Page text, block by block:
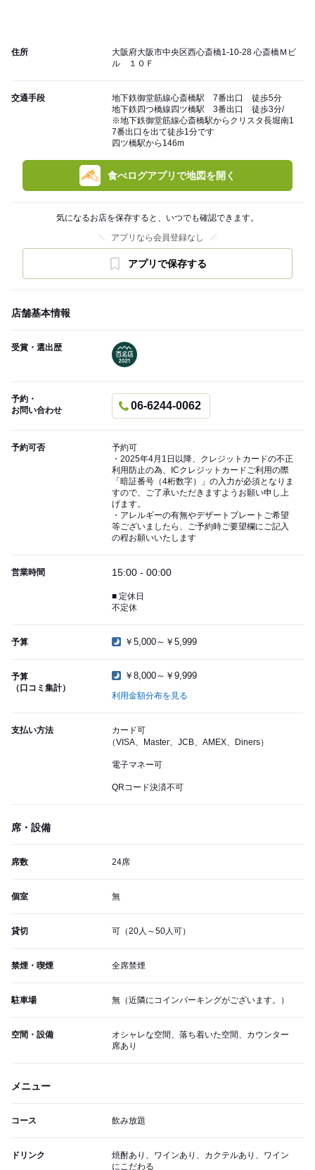
住所
大阪府大阪市中央区西心斎橋1-10-28 心斎橋Ｍビ
ル １０Ｆ
交通手段
地下鉄御堂筋線心斎橋駅 7番出口 徒歩5分
地下鉄四つ橋線四ツ橋駅 3番出口 徒歩3分/
※地下鉄御堂筋線心斎橋駅からクリスタ長堀南1
7番出口を出て徒歩1分です
四ツ橋駅から146m
食べログアプリで地図を開く
気になるお店を保存すると、いつでも確認できます。
アプリなら会員登録なし
アプリで保存する
店舗基本情報
受賞・選出歴
予約・
お問い合わせ
06-6244-0062
予約可否
予約可
・2025年4月1日以降、クレジットカードの不正
利用防止の為、ICクレジットカードご利用の際
「暗証番号（4桁数字）」の入力が必須となりま
すので、ご了承いただきますようお願い申し上
げます。
・アレルギーの有無やデザートプレートご希望
等ございましたら、ご予約時ご要望欄にご記入
の程お願いいたします
営業時間 15:00 - 00:00
■ 定休日
不定休
予算 ￥5,000～￥5,999
予算
（口コミ集計）
￥8,000～￥9,999
利用金額分布を見る
支払い方法
カード可
（VISA、Master、JCB、AMEX、Diners）
電子マネー可
QRコード決済不可
席・設備
席数 24席
個室 無
貸切 可（20人～50人可）
禁煙・喫煙 全席禁煙
駐車場 無（近隣にコインパーキングがございます。）
空間・設備
オシャレな空間、落ち着いた空間、カウンター
席あり
メニュー
コース 飲み放題
ドリンク
焼酎あり、ワインあり、カクテルあり、ワイン
にこだわる